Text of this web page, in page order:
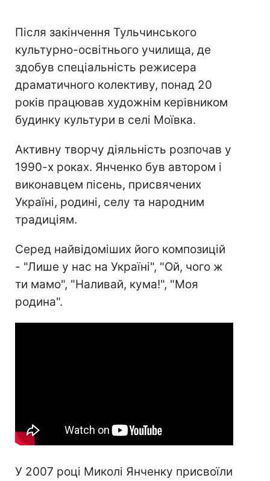
Після закінчення Тульчинського
культурно-освітнього училища, де
здобув спеціальність режисера
драматичного колективу, понад 20
років працював художнім керівником
будинку культури в селі Моївка.
Активну творчу діяльність розпочав у
1990-х роках. Янченко був автором і
виконавцем пісень, присвячених
Україні, родині, селу та народним
традиціям.
Серед найвідоміших його композицій
- "Лише у нас на Україні", "Ой, чого ж
ти мамо", "Наливай, кума!", "Моя
родина".
У 2007 році Миколі Янченку присвоїли